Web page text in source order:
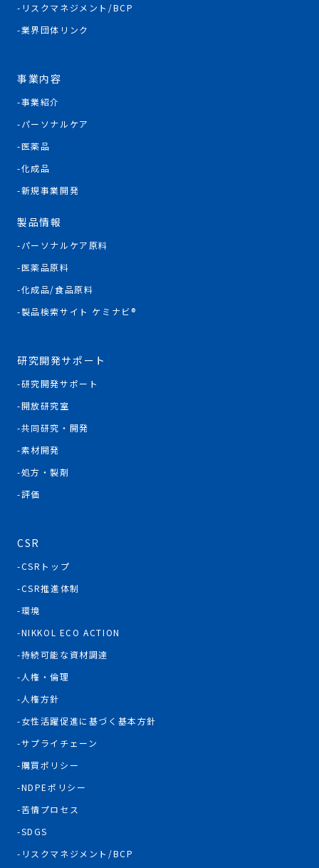
リスクマネジメント/BCP
業界団体リンク
事業内容
事業紹介
パーソナルケア
医薬品
化成品
新規事業開発
製品情報
パーソナルケア原料
医薬品原料
化成品/食品原料
製品検索サイト ケミナビ®
研究開発サポート
研究開発サポート
開放研究室
共同研究・開発
素材開発
処方・製剤
評価
CSR
CSRトップ
CSR推進体制
環境
NIKKOL ECO ACTION
持続可能な資材調達
人権・倫理
人権方針
女性活躍促進に基づく基本方針
サプライチェーン
購買ポリシー
NDPEポリシー
苦情プロセス
SDGS
リスクマネジメント/BCP